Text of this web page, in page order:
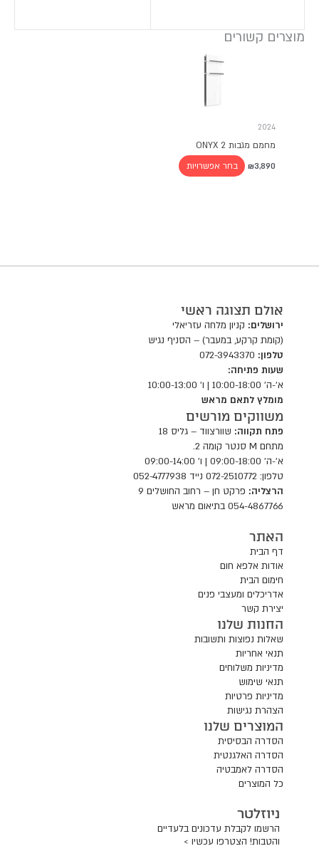
מוצרים קשורים
2024
מחמם מגבות ONYX 2
₪3,890 בחר אפשרויות את
אולם תצוגה ראשי
ירושלים: קניון מלחה עזריאלי
(קומת קרקע, במעבר) – הסניף נגיש
טלפון:
שעות פתיחה:
א'-ה' 10:00-18:00 | ו' 10:00-13:00
מומלץ לתאם מראש
משווקים מורשים
פתח תקווה: שוורצווד – גליס 18
מתחם M סנטר קומה 2.
א'-ה' 09:00-18:00 | ו' 09:00-14:00
טלפון: 072-2510772 נייד 052-4777938
הרצליה: פרקט חן – רחוב החושלים 9
054-4867766 בתיאום מראש
האתר
דף הבית
אודות אלפא חום
חימום הבית
אדריכלים ומעצבי פנים
יצירת קשר
החנות שלנו
שאלות נפוצות ותשובות
תנאי אחריות
מדיניות משלוחים
תנאי שימוש
מדיניות פרטיות
הצהרת נגישות
המוצרים שלנו
הסדרה הבסיסית
הסדרה האלגנטית
הסדרה לאמבטיה
כל המוצרים
ניוזלטר
הרשמו לקבלת עדכונים בלעדיים
והטבות! הצטרפו עכשיו >